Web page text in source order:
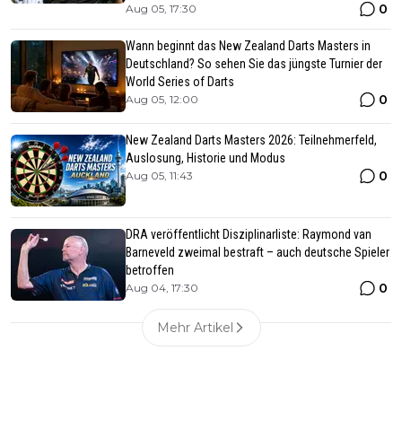
Aug 05, 17:30 0
Wann beginnt das New Zealand Darts Masters in
Deutschland? So sehen Sie das jüngste Turnier der
World Series of Darts
Aug 05, 12:00 0
New Zealand Darts Masters 2026: Teilnehmerfeld,
Auslosung, Historie und Modus
Aug 05, 11:43 0
DRA veröffentlicht Disziplinarliste: Raymond van
Barneveld zweimal bestraft – auch deutsche Spieler
betroffen
Aug 04, 17:30 0
Mehr Artikel